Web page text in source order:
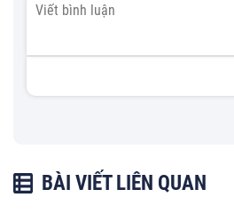
BÀI VIẾT LIÊN QUAN